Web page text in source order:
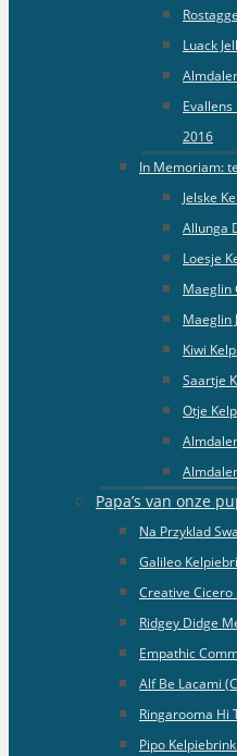
Luack
2016
In Memoriam:
Jelske
Allunga
Loesje
Maeglin
Maeglin
Kiwi
Saartje
Otje
Papa’s van onze
Na Przyklad
Galileo
Creative Cicero
Ridgey Didge
Empathic
Alf Be Lacami
Ringarooma Hi
Pipo